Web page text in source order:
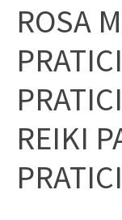
ROSA
REIKI